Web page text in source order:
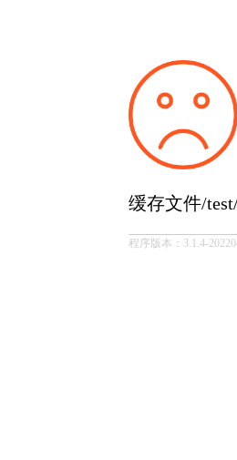
缓存文件/
程序版本：3.1.4-